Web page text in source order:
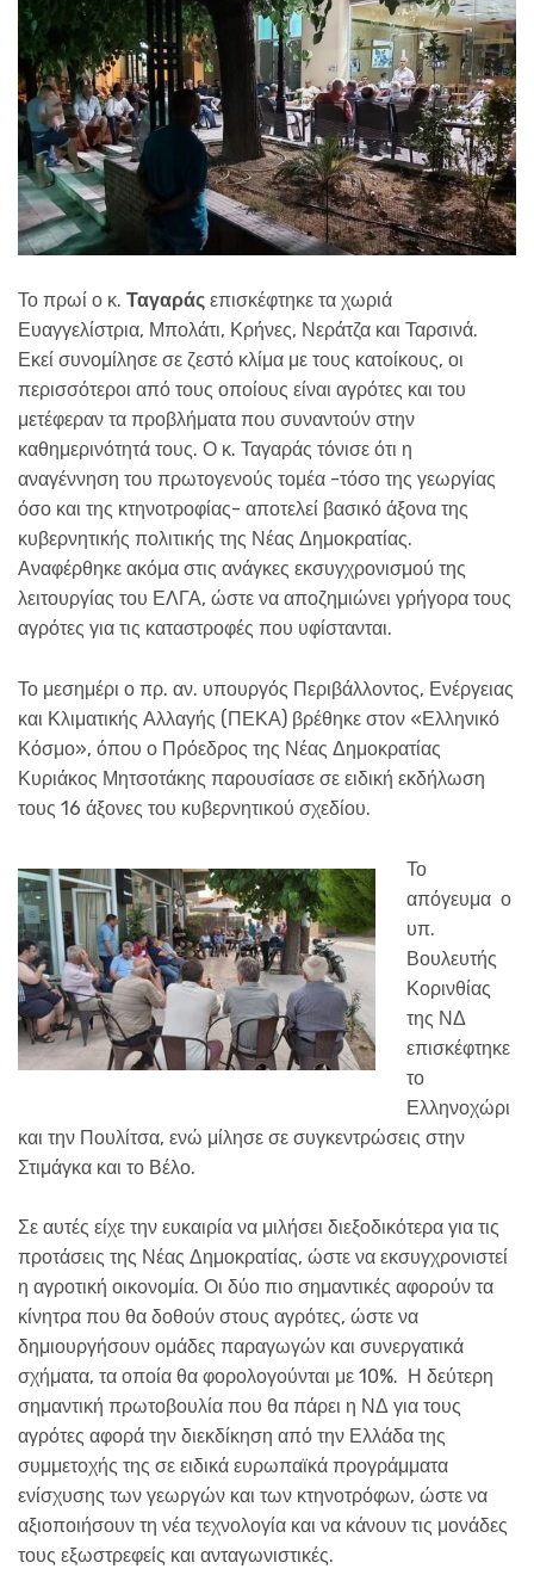
Το πρωί ο κ. Ταγαράς επισκέφτηκε τα χωριά
Ευαγγελίστρια, Μπολάτι, Κρήνες, Νεράτζα και Ταρσινά.
Εκεί συνομίλησε σε ζεστό κλίμα με τους κατοίκους, οι
περισσότεροι από τους οποίους είναι αγρότες και του
μετέφεραν τα προβλήματα που συναντούν στην
καθημερινότητά τους. Ο κ. Ταγαράς τόνισε ότι η
αναγέννηση του πρωτογενούς τομέα -τόσο της γεωργίας
όσο και της κτηνοτροφίας- αποτελεί βασικό άξονα της
κυβερνητικής πολιτικής της Νέας Δημοκρατίας.
Αναφέρθηκε ακόμα στις ανάγκες εκσυγχρονισμού της
λειτουργίας του ΕΛΓΑ, ώστε να αποζημιώνει γρήγορα τους
αγρότες για τις καταστροφές που υφίστανται.
Το μεσημέρι ο πρ. αν. υπουργός Περιβάλλοντος, Ενέργειας
και Κλιματικής Αλλαγής (ΠΕΚΑ) βρέθηκε στον «Ελληνικό
Κόσμο», όπου ο Πρόεδρος της Νέας Δημοκρατίας
Κυριάκος Μητσοτάκης παρουσίασε σε ειδική εκδήλωση
τους 16 άξονες του κυβερνητικού σχεδίου.
Το
απόγευμα ο
υπ.
Βουλευτής
Κορινθίας
της ΝΔ
επισκέφτηκε
το
Ελληνοχώρι
και την Πουλίτσα, ενώ μίλησε σε συγκεντρώσεις στην
Στιμάγκα και το Βέλο.
Σε αυτές είχε την ευκαιρία να μιλήσει διεξοδικότερα για τις
προτάσεις της Νέας Δημοκρατίας, ώστε να εκσυγχρονιστεί
η αγροτική οικονομία. Οι δύο πιο σημαντικές αφορούν τα
κίνητρα που θα δοθούν στους αγρότες, ώστε να
δημιουργήσουν ομάδες παραγωγών και συνεργατικά
σχήματα, τα οποία θα φορολογούνται με 10%. Η δεύτερη
σημαντική πρωτοβουλία που θα πάρει η ΝΔ για τους
αγρότες αφορά την διεκδίκηση από την Ελλάδα της
συμμετοχής της σε ειδικά ευρωπαϊκά προγράμματα
ενίσχυσης των γεωργών και των κτηνοτρόφων, ώστε να
αξιοποιήσουν τη νέα τεχνολογία και να κάνουν τις μονάδες
τους εξωστρεφείς και ανταγωνιστικές.